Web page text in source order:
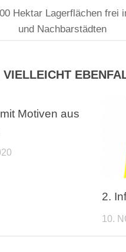
Hektar Lagerflächen frei
und Nachbarstädten
VIELLEICHT
Motiven aus
2.
10.